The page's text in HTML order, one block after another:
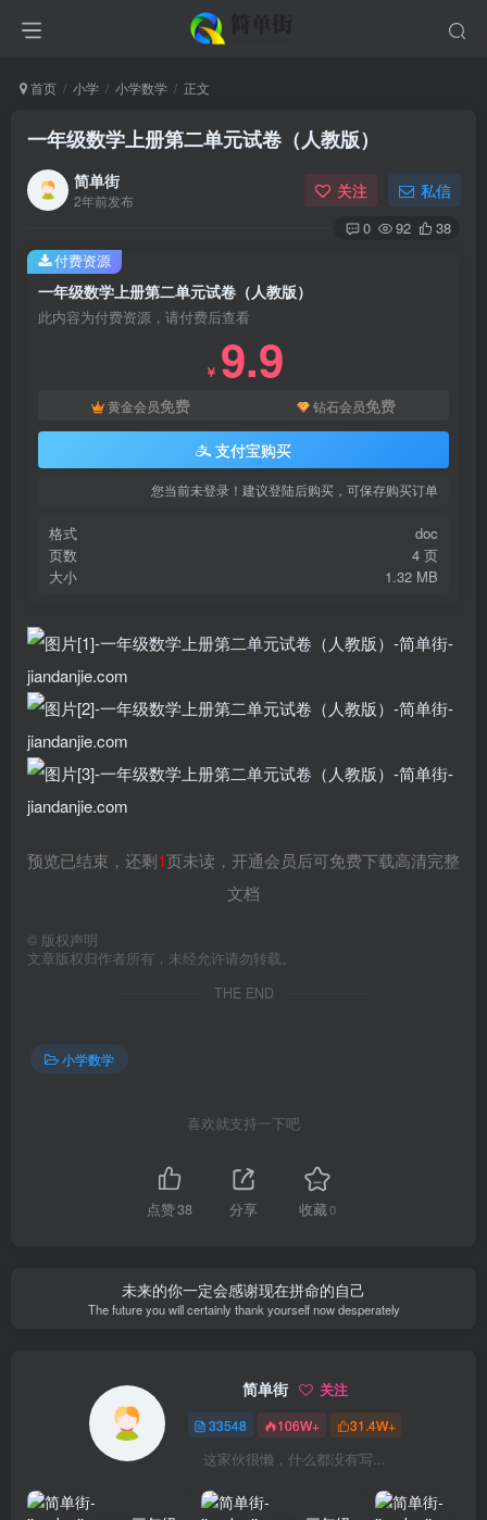
首页 小学 小学数学 正文
一年级数学上册第二单元试卷（人教版）
简单街
2年前发布 关注 私信
0 92 38
一年级数学上册第二单元试卷（人教版）
此内容为付费资源，请付费后查看
￥ 9.9
黄金会员免费 钻石会员免费
支付宝购买
您当前未登录！建议登陆后购买，可保存购买订单
格式
doc
页数
4 页
大小
1.32 MB
付费资源
预览已结束，还剩1页未读，开通会员后可免费下载高清完整
文档
© 版权声明
文章版权归作者所有，未经允许请勿转载。
THE END
小学数学
喜欢就支持一下吧
点赞38 分享 收藏0
未来的你一定会感谢现在拼命的自己
The future you will certainly thank yourself now desperately
简单街 关注
33548 106W+ 31.4W+
这家伙很懒，什么都没有写...